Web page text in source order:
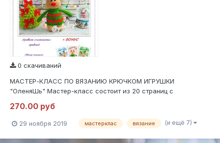
0 скачиваний
МАСТЕР-КЛАСС ПО ВЯЗАНИЮ КРЮЧКОМ ИГРУШКИ
"ОленяШь" Мастер-класс состоит из 20 страниц с
входит полное описание вязания ОленяШа, оформление,
сборка. Содержит 59 фотографий процесса вязания и
оформления. В МК есть бонус в виде открыток с ОленяШом,
кото...
270.00 руб
29 ноября 2019 мастерклас вязание (и ещё 7)